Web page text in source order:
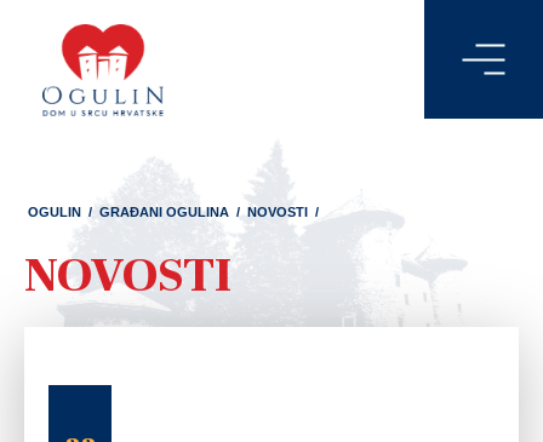
OGULIN / GRAĐANI OGULINA / NOVOSTI /
NOVOSTI